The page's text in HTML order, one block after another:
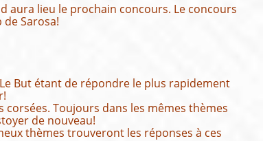
aura lieu le prochain concours. Le concours
Sarosa!
But étant de répondre le plus rapidement
Toujours dans les mêmes thèmes
de nouveau!
thèmes trouveront les réponses à ces